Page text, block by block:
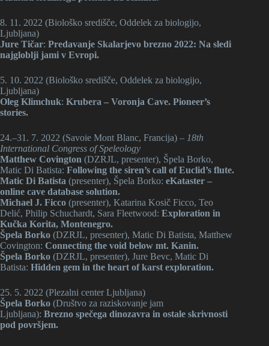
8. 11. 2022 (Biološko središče, Oddelek za biologijo,
Ljubljana)
Jure Tičar: Predavanje Skalarjevo brezno 2022: Na sledi
najgloblji jami v Evropi.
5. 10. 2022 (Biološko središče, Oddelek za biologijo,
Ljubljana)
Oleg Klimchuk: Krubera – Voronja Cave. Pioneer’s
stories.
24.–31. 7. 2022 (Savoie Mont Blanc, Francija) – 18th
International Congress of Speleology
Matthew Covington (DZRJL, presenter), Špela Borko,
Matic Di Batista: Following the siren’s call of Euclid’s flute.
Matic Di Batista (presenter), Špela Borko: eKataster –
online cave database solution.
Michael J. Ficco (presenter), Katarina Kosič Ficco, Teo
Delić, Philip Schuchardt, Sara Fleetwood: Exploration in
Kučka Korita, Montenegro.
Špela Borko (DZRJL, presenter), Matic Di Batista, Matthew
Covington: Connecting the void below mt. Kanin.
Špela Borko (DZRJL, presenter), Jure Bevc, Matic Di
Batista: Hidden gem in the heart of karst exploration.
25. 5. 2022 (Plezalni center Ljubljana)
Špela Borko (Društvo za raziskovanje jam
Ljubljana): Brezno spečega dinozavra in ostale skrivnosti
pod površjem.